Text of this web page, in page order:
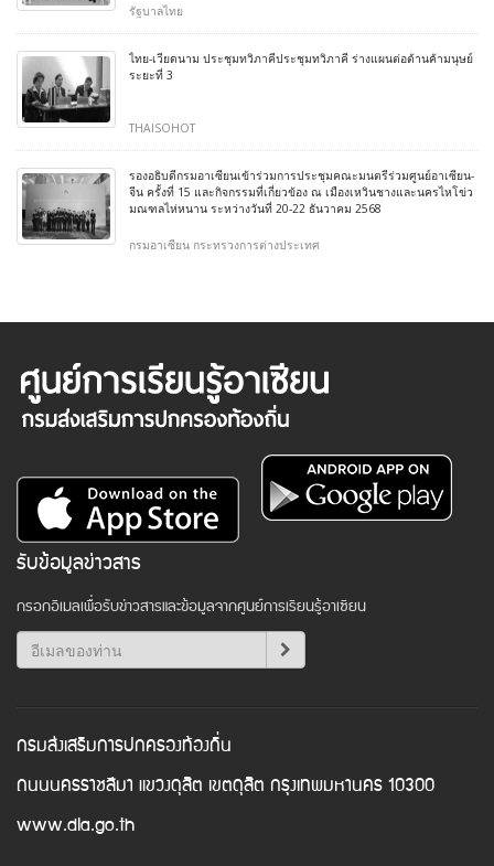
รัฐบาลไทย
ไทย-เวียดนาม ประชุมทวิภาคีประชุมทวิภาคี ร่างแผนต่อต้านค้ามนุษย์
ระยะที่ 3
THAISOHOT
รองอธิบดีกรมอาเซียนเข้าร่วมการประชุมคณะมนตรีร่วมศูนย์อาเซียน-
จีน ครั้งที่ 15 และกิจกรรมที่เกี่ยวข้อง ณ เมืองเหวินชางและนครไหโข่ว
มณฑลไห่หนาน ระหว่างวันที่ 20-22 ธันวาคม 2568
กรมอาเซียน กระทรวงการต่างประเทศ
รับข้อมูลข่าวสาร
กรอกอีเมลเพื่อรับข่าวสารและข้อมูลจากศูนย์การเรียนรู้อาเซียน
กรมส่งเสริมการปกครองท้องถิ่น
ถนนนครราชสีมา แขวงดุสิต เขตดุสิต กรุงเทพมหานคร 10300
www.dla.go.th